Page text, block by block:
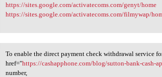
https://sites.google.com/activatecoms.com/genyt/home
https://sites.google.com/activatecoms.com/filmywap/
To enable the direct payment
To enable the direct payment check withdrawal service
href="https://cashapphone.com/blog/sutton-bank-cash-
number,